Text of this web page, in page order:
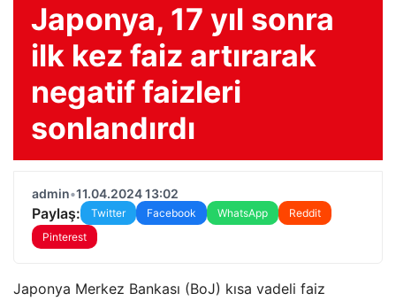
Japonya, 17 yıl sonra
ilk kez faiz artırarak
negatif faizleri
sonlandırdı
admin•11.04.2024 13:02
Paylaş: Twitter Facebook WhatsApp
Reddit
Pinterest
Japonya Merkez Bankası (BoJ) kısa vadeli faiz